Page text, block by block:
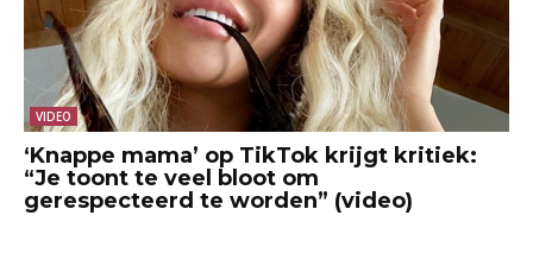
VIDEO
‘Knappe mama’ op TikTok krijgt kritiek:
“Je toont te veel bloot om
gerespecteerd te worden” (video)